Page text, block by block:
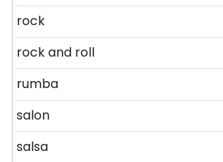
rock
rock and roll
rumba
salon
salsa